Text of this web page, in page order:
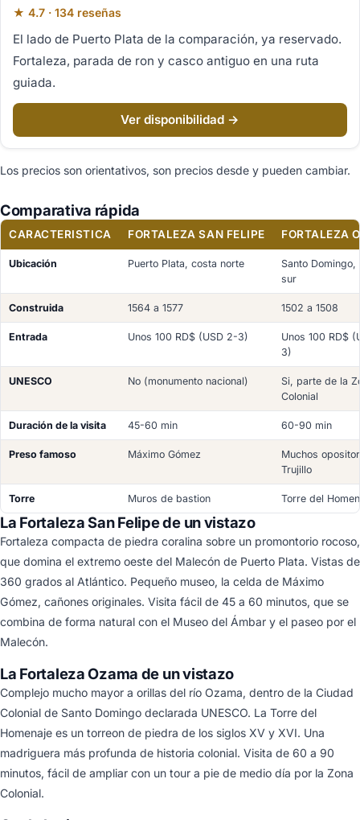
★ 4.7 · 134 reseñas
El lado de Puerto Plata de la comparación, ya reservado.
Fortaleza, parada de ron y casco antiguo en una ruta
guiada.
Ver disponibilidad →
Los precios son orientativos, son precios desde y pueden cambiar.
Comparativa rápida
CARACTERISTICA FORTALEZA SAN FELIPE FORTALEZA
Ubicación Puerto Plata, costa norte
Santo Domingo,
sur
Construida 1564 a 1577 1502 a 1508
Entrada Unos 100 RD$ (USD 2-3)
Unos 100 RD$
3)
UNESCO No (monumento nacional)
Si, parte de la
Colonial
Duración de la visita 45-60 min 60-90 min
Preso famoso Máximo Gómez
Muchos
Trujillo
Torre Muros de bastion Torre del
La Fortaleza San Felipe de un vistazo
Fortaleza compacta de piedra coralina sobre un promontorio rocoso,
que domina el extremo oeste del Malecón de Puerto Plata. Vistas de
360 grados al Atlántico. Pequeño museo, la celda de Máximo
Gómez, cañones originales. Visita fácil de 45 a 60 minutos, que se
combina de forma natural con el Museo del Ámbar y el paseo por el
Malecón.
La Fortaleza Ozama de un vistazo
Complejo mucho mayor a orillas del río Ozama, dentro de la Ciudad
Colonial de Santo Domingo declarada UNESCO. La Torre del
Homenaje es un torreon de piedra de los siglos XV y XVI. Una
madriguera más profunda de historia colonial. Visita de 60 a 90
minutos, fácil de ampliar con un tour a pie de medio día por la Zona
Colonial.